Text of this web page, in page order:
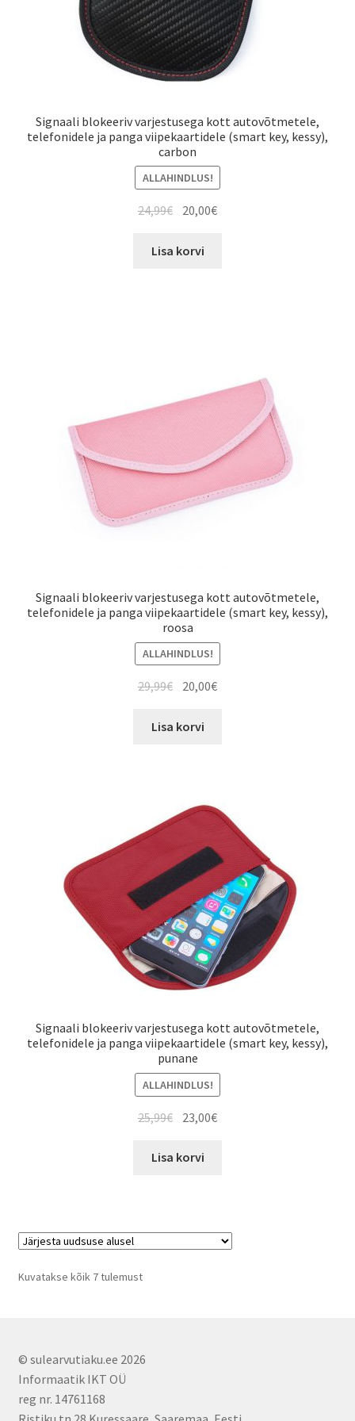
Signaali blokeeriv varjestusega kott autovõtmetele,
telefonidele ja panga viipekaartidele (smart key, kessy),
carbon
ALLAHINDLUS!
24,99€ Algne
oli:
20,00€Current
Lisa korvi
Signaali blokeeriv varjestusega kott autovõtmetele,
telefonidele ja panga viipekaartidele (smart key, kessy),
roosa
ALLAHINDLUS!
29,99€ Algne
oli:
20,00€Current
Lisa korvi
Signaali blokeeriv varjestusega kott autovõtmetele,
telefonidele ja panga viipekaartidele (smart key, kessy),
punane
ALLAHINDLUS!
25,99€ Algne
oli:
23,00€Current
Lisa korvi
Kuvatakse kõik 7 tulemustSorted
© sulearvutiaku.ee 2026
Informaatik IKT OÜ
reg nr. 14761168